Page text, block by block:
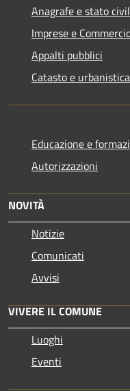
Anagrafe e stato
Imprese e
Appalti pubblici
Catasto e urbanistica
Educazione e
Autorizzazioni
NOVITÀ
Notizie
Comunicati
Avvisi
VIVERE IL COMUNE
Luoghi
Eventi